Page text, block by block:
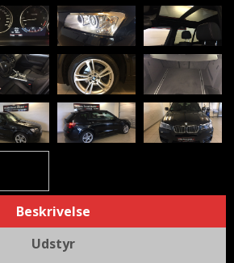
Beskrivelse
Udstyr